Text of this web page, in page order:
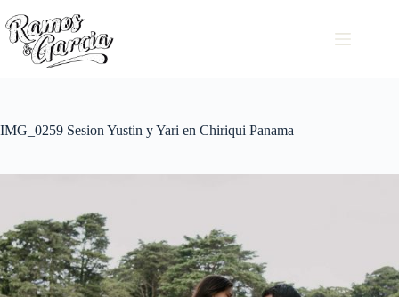
IMG_0259 Sesion Yustin y Yari en Chiriqui Panama